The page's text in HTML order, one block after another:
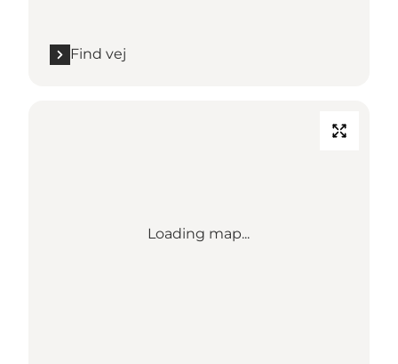
Find vej
Loading map...